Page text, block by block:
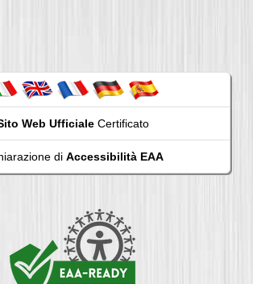
Web UfficialeCertificato
di Accessibilità EAA